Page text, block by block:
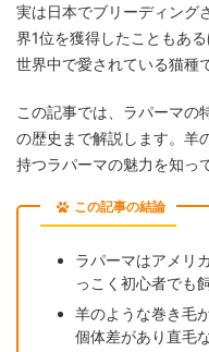
実は日本でブリーディング
界1位を獲得したこともあ
世界中で愛されている猫種
この記事では、ラパーマの
の歴史まで解説します。羊
持つラパーマの魅力を知っ
この記事の結論
ラパーマはアメリ
っこく初心者でも
羊のような巻き毛
個体差があり直毛